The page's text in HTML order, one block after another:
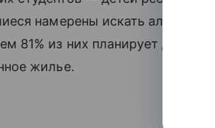
намерены искать
81% из них планирует делать
жилье.